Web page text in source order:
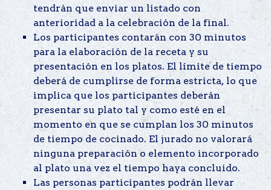
tendrán que enviar un listado con
anterioridad a la celebración de la final.
Los participantes contarán con 30 minutos
para la elaboración de la receta y su
presentación en los platos. El límite de tiempo
deberá de cumplirse de forma estricta, lo que
implica que los participantes deberán
presentar su plato tal y como esté en el
momento en que se cumplan los 30 minutos
de tiempo de cocinado. El jurado no valorará
ninguna preparación o elemento incorporado
al plato una vez el tiempo haya concluido.
Las personas participantes podrán llevar